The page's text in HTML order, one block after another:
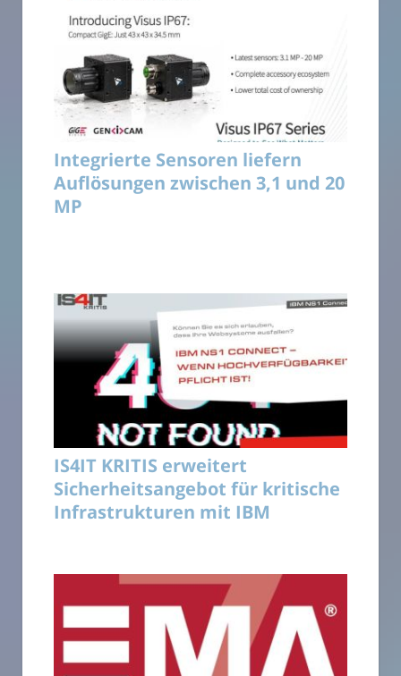
Integrierte Sensoren liefern
Auflösungen zwischen 3,1 und 20
MP
IS4IT KRITIS erweitert
Sicherheitsangebot für kritische
Infrastrukturen mit IBM